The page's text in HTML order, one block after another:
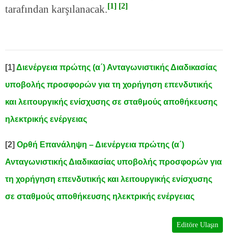
tarafından karşılanacak.[1] [2]
[1] Διενέργεια πρώτης (α΄) Ανταγωνιστικής Διαδικασίας
υποβολής προσφορών για τη χορήγηση επενδυτικής
και λειτουργικής ενίσχυσης σε σταθμούς αποθήκευσης
ηλεκτρικής ενέργειας
[2] Ορθή Επανάληψη – Διενέργεια πρώτης (α΄)
Ανταγωνιστικής Διαδικασίας υποβολής προσφορών για
τη χορήγηση επενδυτικής και λειτουργικής ενίσχυσης
σε σταθμούς αποθήκευσης ηλεκτρικής ενέργειας
Editöre Ulaşın